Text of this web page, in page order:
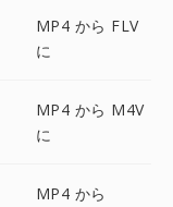
MP4 から FLV
に
MP4 から M4V
に
MP4 から